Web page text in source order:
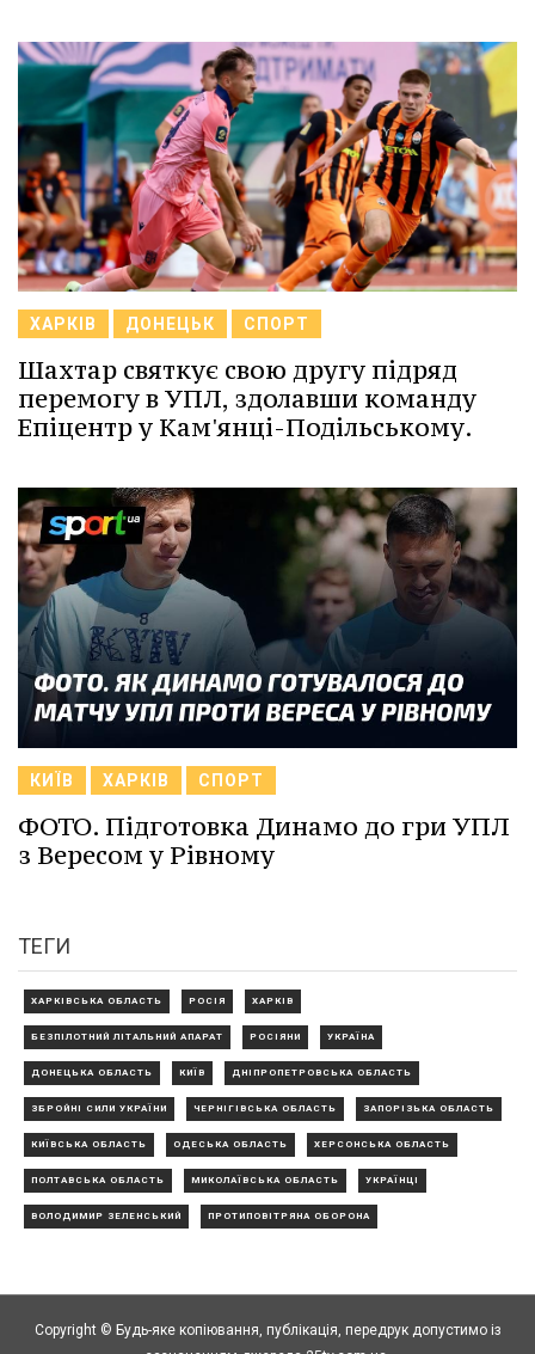
ХАРКІВ ДОНЕЦЬК СПОРТ
Шахтар святкує свою другу підряд
перемогу в УПЛ, здолавши команду
Епіцентр у Кам'янці-Подільському.
КИЇВ ХАРКІВ СПОРТ
ФОТО. Підготовка Динамо до гри УПЛ
з Вересом у Рівному
ТЕГИ
ХАРКІВСЬКА ОБЛАСТЬ РОСІЯ ХАРКІВ
БЕЗПІЛОТНИЙ ЛІТАЛЬНИЙ АПАРАТ РОСІЯНИ УКРАЇНА
ДОНЕЦЬКА ОБЛАСТЬ КИЇВ ДНІПРОПЕТРОВСЬКА ОБЛАСТЬ
ЗБРОЙНІ СИЛИ УКРАЇНИ ЧЕРНІГІВСЬКА ОБЛАСТЬ ЗАПОРІЗЬКА ОБЛАСТЬ
КИЇВСЬКА ОБЛАСТЬ ОДЕСЬКА ОБЛАСТЬ ХЕРСОНСЬКА ОБЛАСТЬ
ПОЛТАВСЬКА ОБЛАСТЬ МИКОЛАЇВСЬКА ОБЛАСТЬ УКРАЇНЦІ
ВОЛОДИМИР ЗЕЛЕНСЬКИЙ ПРОТИПОВІТРЯНА ОБОРОНА
Copyright © Будь-яке копiювання, публiкацiя, передрук допустимо із